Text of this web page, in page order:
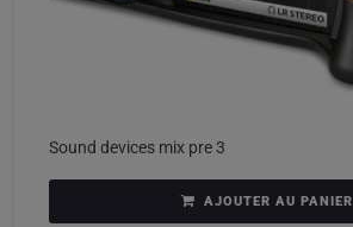
Sound devices mix pre 3
AJOUTER AU PANIER